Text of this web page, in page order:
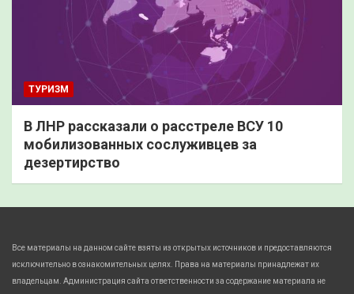
ТУРИЗМ
В ЛНР рассказали о расстреле ВСУ 10
мобилизованных сослуживцев за
дезертирство
Все материалы на данном сайте взяты из открытых источников и предоставляются
исключительно в ознакомительных целях. Права на материалы принадлежат их
владельцам. Администрация сайта ответственности за содержание материала не